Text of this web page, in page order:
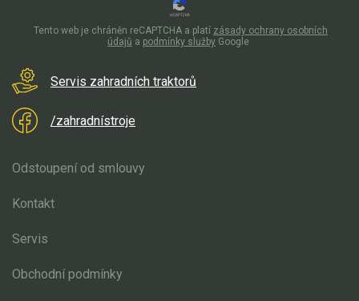
Servis zahradních traktorů
/zahradnístroje
Odstoupení od smlouvy
Kontakt
Servis
Obchodní podmínky
Tento web je chráněn reCAPTCHA a platí zásady ochrany osobních
údajů a podmínky služby Google